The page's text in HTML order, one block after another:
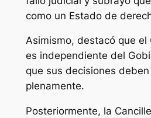
como un Estado de
Asimismo, destacó que el
es independiente del
que sus decisiones
plenamente.
Posteriormente, la